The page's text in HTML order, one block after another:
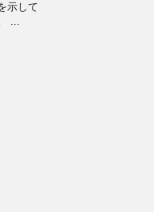
示して
...